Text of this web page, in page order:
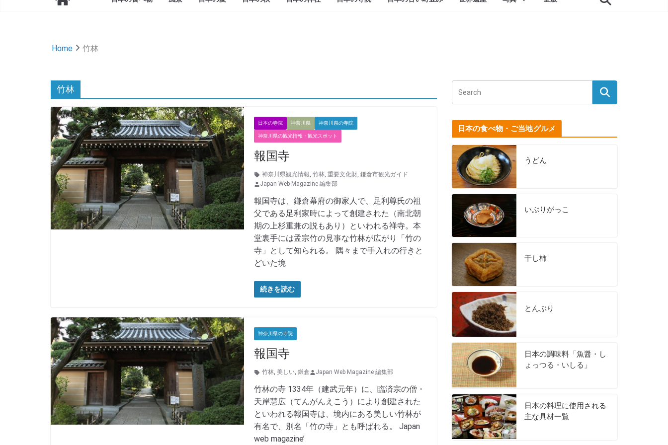
Home 竹林
竹林
日本の寺院 神奈川県 神奈川県の寺院
神奈川県の観光情報・観光スポット
報国寺
神奈川県観光情報, 竹林, 重要文化財, 鎌倉市観光ガイド
Japan Web Magazine 編集部
報国寺は、鎌倉幕府の御家人で、足利尊氏の祖
父である足利家時によって創建された（南北朝
期の上杉重兼の説もあり）といわれる禅寺。本
堂裏手には孟宗竹の見事な竹林が広がり「竹の
寺」として知られる。 隅々まで手入れの行きと
どいた境
続きを読む
神奈川県の寺院
報国寺
竹林, 美しい, 鎌倉 Japan Web Magazine 編集部
竹林の寺 1334年（建武元年）に、臨済宗の僧・
天岸慧広（てんがんえこう）により創建された
といわれる報国寺は、境内にある美しい竹林が
有名で、別名「竹の寺」とも呼ばれる。 Japan
web magazine’
日本の食べ物・ご当地グルメ
うどん
いぶりがっこ
干し柿
とんぶり
日本の調味料「魚醤・し
ょっつる・いしる」
日本の料理に使用される
主な具材一覧